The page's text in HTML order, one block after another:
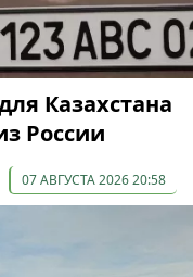
Казахстана
России
07 АВГУСТА 2026 20:58